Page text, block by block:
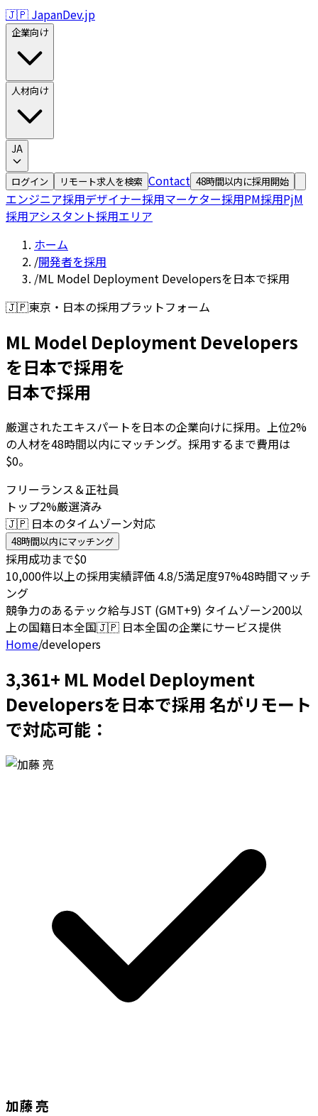
🇯🇵 JapanDev.jp
企業向け
人材向け
JA
ログイン リモート求人を検索 Contact 48時間以内に採用開始
エンジニア採用デザイナー採用マーケター採用PM採用PjM
採用アシスタント採用エリア
ホーム
/開発者を採用
/ML Model Deployment Developersを日本で採用
🇯🇵東京・日本の採用プラットフォーム
ML Model Deployment Developers
を日本で採用を
日本で採用
厳選されたエキスパートを日本の企業向けに採用。上位2%
の人材を48時間以内にマッチング。採用するまで費用は
$0。
フリーランス＆正社員
トップ2%厳選済み
🇯🇵 日本のタイムゾーン対応
48時間以内にマッチング
採用成功まで$0
10,000件以上の採用実績評価 4.8/5満足度97%48時間マッチ
ング
競争力のあるテック給与JST (GMT+9) タイムゾーン200以
上の国籍日本全国🇯🇵 日本全国の企業にサービス提供
Home/developers
3,361+ ML Model Deployment
Developersを日本で採用 名がリモート
で対応可能：
加藤 亮